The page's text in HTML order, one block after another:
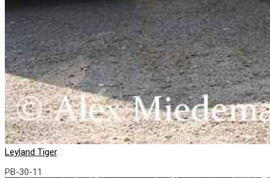
Leyland Tiger.
PB-30-11